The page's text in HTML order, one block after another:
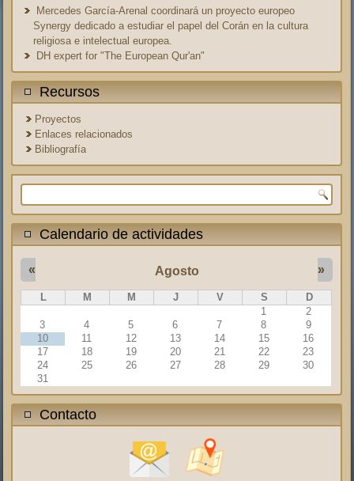
Mercedes García-Arenal coordinará un proyecto europeo
Synergy dedicado a estudiar el papel del Corán en la cultura
religiosa e intelectual europea.
DH expert for "The European Qur'an"
Recursos
Proyectos
Enlaces relacionados
Bibliografía
Formulario de búsqueda
Calendario de actividades
Agosto
« »
L M M J V S
D
1
2
3
4 5 6 7 8
9
10
11 12 13 14 15
16
17
18 19 20 21 22
23
24
25 26 27 28 29
30
31
Contacto